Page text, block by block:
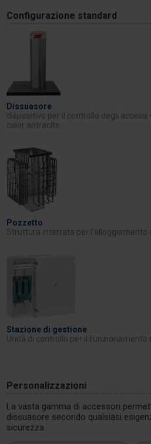
Configurazione standard
Dissuasore
dispositivo per il controllo degli
color antracite
Pozzetto
Struttura interrata per l’alloggiamento
Stazione di gestione
Unità di controllo per il funzionamento
Personalizzazioni
La vasta gamma di accessori
dissuasore secondo qualsiasi
sicurezza.